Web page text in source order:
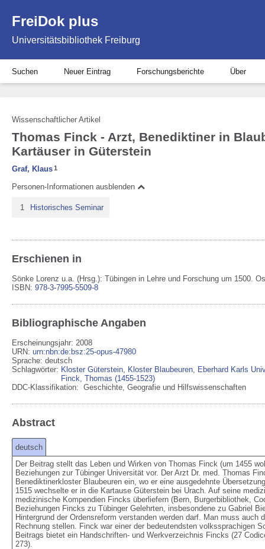
FreiDok plus
Universitätsbibliothek Freiburg
Suchen Neuer Eintrag Forschungsberichte Über
Wissenschaftlicher Artikel
Thomas Finck - Arzt, Benediktiner in
Kartäuser in Güterstein
Graf, Klaus1
Personen-Informationen ausblenden
1 Historisches Seminar
Erschienen in
Sönke Lorenz u.a. (Hrsg.): Tübingen in Lehre und Forschung um 1500.
ISBN: 978-3-7995-5509-8
Bibliographische Angaben
Erscheinungsjahr: 2008
URN: urn:nbn:de:bsz:25-opus-47980
Sprache: deutsch
Schlagwörter: Kloster Güterstein, Kloster Blaubeuren, Eberhard Karls
Finck, Thomas (1455-1523)
DDC-Klassifikation: Geschichte, Geografie und Hilfswissenschaften
Abstract
deutsch
Der Beitrag stellt das Leben und Wirken von Thomas Finck (um 1455
Beziehungen zur Tübinger Universität vor. Der Arzt Dr. med. Thomas
Benediktinerkloster Blaubeuren ein, wo er eine ausgedehnte
1515 wechselte er in die Kartause Güterstein bei Urach. Auf seine
medizinische Kompendien Fincks überliefern (Bern, Burgerbibliothek,
Beziehungen Fincks zu Tübinger Gelehrten, insbesondene zu Gabriel
Hintergrund der Ordensreform verstanden werden darf. Man muss
Rechnung stellen. Finck war einer der bedeutendsten volkssprachigen
Beitrags bietet ein Handschriften- und Werkverzeichnis Fincks (27
273).